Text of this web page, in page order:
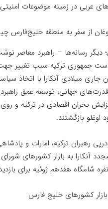
عربی در زمینه موضوعات امنیتی
دیگر رسانه‌ها – راهبرد معاصر
جمهوری ترکیه سبب تغییر
میلادی آنکارا با اتخاذ
قدرت‌های جهانی، توسعه عمق
بحران اقصادی در ترکیه و
اوغلو بازگشتند.
رهبران ترکیه، امارات و
آنکارا به بازار کشورهای
کشورهای خلیج فارس